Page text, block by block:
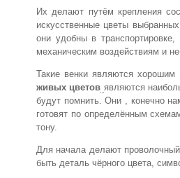
Их делают путём крепления
искусственные цветы
они удобны в
механическим воздействиям и
Такие венки являются хорошим
живых цветов являются
будут помнить. Они , конечно
готовят по определённым
тону.
Для начала делают
быть деталь чёрного цвета,